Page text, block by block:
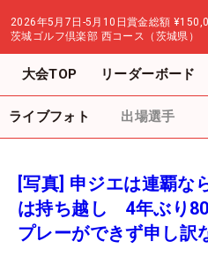
2026年5月7日-5月10日賞金総額
茨城ゴルフ倶楽部 西コース（茨城県）
大会TOP リーダーボード
ライブフォト 出場選手
[写真] 申ジエは連覇な
は持ち越し 4年ぶり
プレーができず申し訳